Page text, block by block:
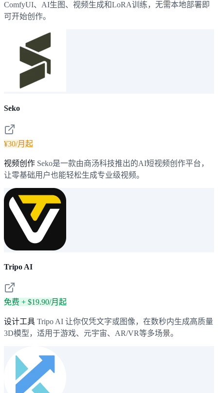
ComfyUI、AI生图、视频生成和LoRA训练，无需本地部署即
可开始创作。
Seko
¥30/月起
视频创作 Seko是一款由商汤科技推出的AI短视频创作平台，
让零基础用户也能轻松生成专业级视频。
Tripo AI
免费 + $19.90/月起
设计工具 Tripo AI 让你仅凭文字或图像，在数秒内生成高质量
3D模型，适用于游戏、元宇宙、AR/VR等多场景。